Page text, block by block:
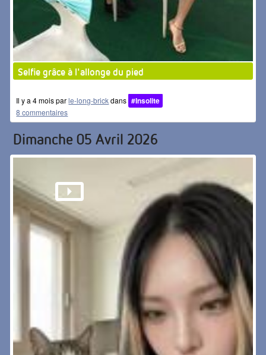
Selfie grâce à l'allonge du pied
Il y a 4 mois parle-long-brickdans #Insolite
8 commentaires
Dimanche 05 Avril 2026